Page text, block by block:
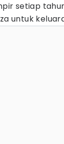
setiap
untuk